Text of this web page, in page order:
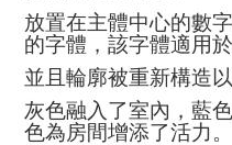
放置在主體中心的數
的字體，該字體適用
並且輪廓被重新構造以
灰色融入了室內，藍
色為房間增添了活力。